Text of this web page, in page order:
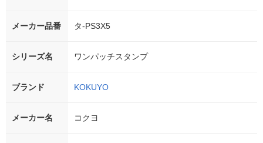
メーカー品番 タ-PS3X5
シリーズ名 ワンパッチスタンプ
ブランド KOKUYO
メーカー名 コクヨ